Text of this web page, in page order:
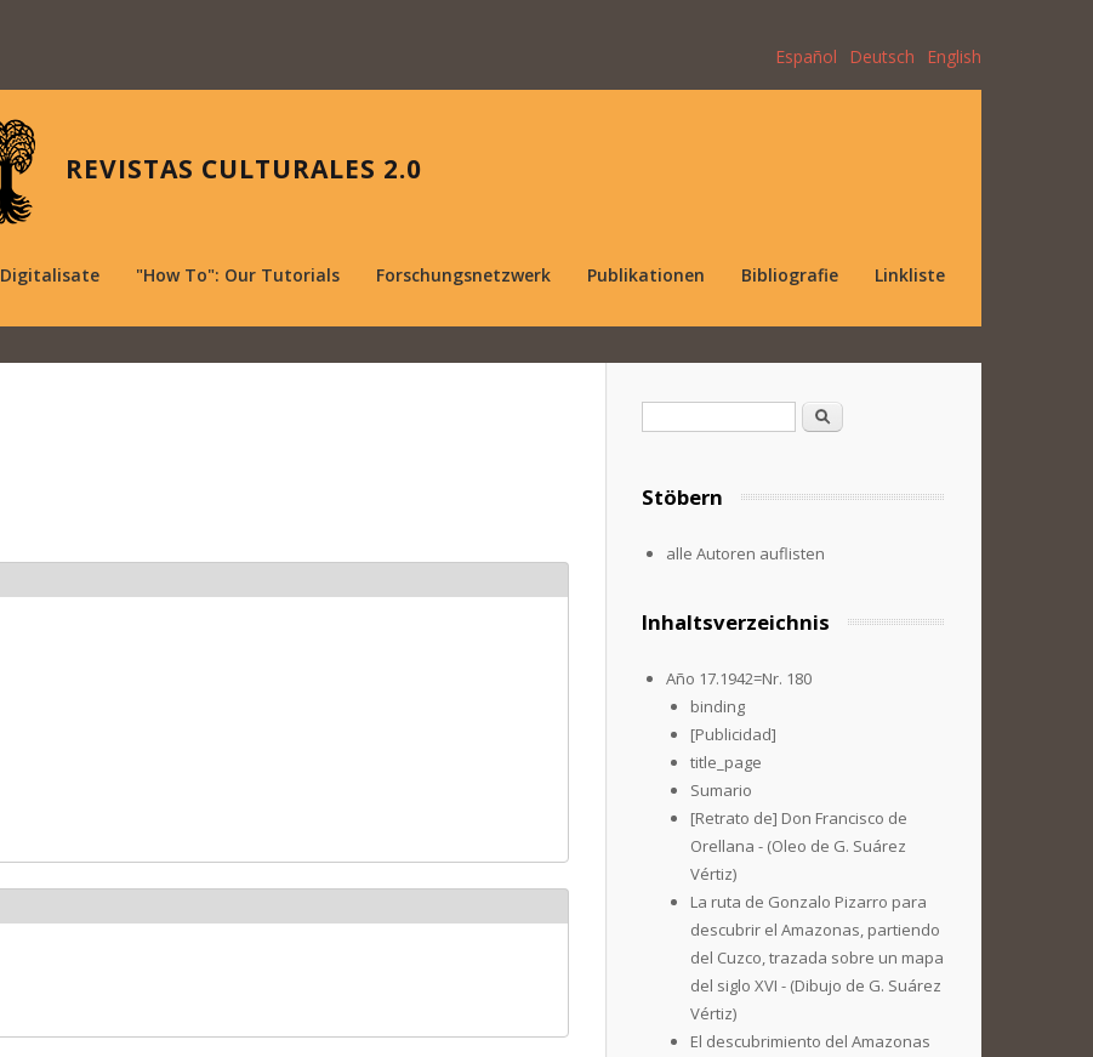
Español Deutsch English
REVISTAS CULTURALES 2.0
Digitalisate "How To": Our Tutorials Forschungsnetzwerk Publikationen Bibliografie Linkliste
Suche
Stöbern
alle Autoren auflisten
Inhaltsverzeichnis
Año 17.1942=Nr. 180
binding
[Publicidad]
title_page
Sumario
[Retrato de] Don Francisco de
Orellana - (Oleo de G. Suárez
Vértiz)
La ruta de Gonzalo Pizarro para
descubrir el Amazonas, partiendo
del Cuzco, trazada sobre un mapa
del siglo XVI - (Dibujo de G. Suárez
Vértiz)
El descubrimiento del Amazonas